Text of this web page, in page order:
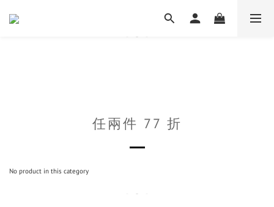
任兩件 77 折
No product in this category